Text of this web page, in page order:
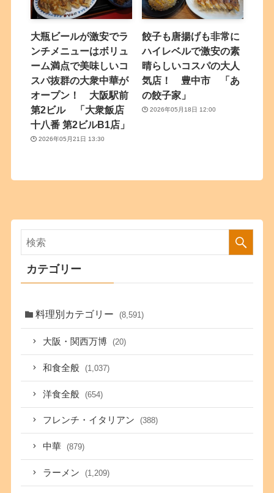
大瓶ビールが激安でラ
ンチメニューはボリュ
ーム満点で美味しいコ
スパ抜群の大衆中華が
オープン！ 大阪駅前
第2ビル 「大衆飯店
十八番 第2ビルB1店」
2026年05月21日 13:30
餃子も唐揚げも非常に
ハイレベルで激安の素
晴らしいコスパの大人
気店！ 豊中市 「あ
の餃子家」
2026年05月18日 12:00
カテゴリー
料理別カテゴリー (8,591)
大阪・関西万博 (20)
和食全般 (1,037)
洋食全般 (654)
フレンチ・イタリアン (388)
中華 (879)
ラーメン (1,209)